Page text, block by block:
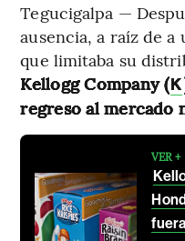
Tegucigalpa —
ausencia, a raíz de
que limitaba su
Kellogg Company (K
regreso al mercado
VER +